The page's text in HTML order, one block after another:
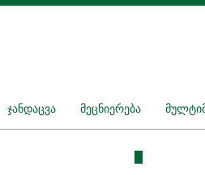
ჯანდაცვა მეცნიერება